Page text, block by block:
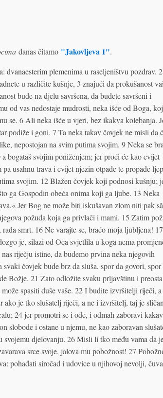
danas čitamo "Jakovljeva 1".
dvanaesterim plemenima u raseljeništvu pozdrav. 2
u različite kušnje, 3 znajući da prokušanost
bude na djelu savršena, da budete savršeni i
od vas nedostaje mudrosti, neka išće od Boga,
se. 6 Ali neka išće u vjeri, bez ikakva kolebanja.
podiže i goni. 7 Ta neka takav čovjek ne misli da
nepostojan na svim putima svojim. 9 Neka se
bogataš svojim poniženjem; jer proći će kao cvijet
usahnu trava i cvijet njezin otpade te propade
svojim. 12 Blažen čovjek koji podnosi kušnju;
ga Gospodin obeća onima koji ga ljube. 13 Neka
Jer Bog ne može biti iskušavan zlom niti pak
požuda koja ga privlači i mami. 15 Zatim
smrt. 16 Ne varajte se, braćo moja ljubljena! 17
je, silazi od Oca svjetlila u koga nema
riječju istine, da budemo prvina neka njegovih
čovjek bude brz da sluša, spor da govori, spor
Božje. 21 Zato odložite svaku prljavštinu i
spasiti duše vaše. 22 I budite izvršitelji riječi, a
ako je tko slušatelj riječi, a ne i izvršitelj, taj je sličan
24 jer promotri se i ode, i odmah zaboravi kakav
slobode i ostane u njemu, ne kao zaboravan
djelovanju. 26 Misli li tko među vama da
srce svoje, jalova mu pobožnost! 27
pohađati siročad i udovice u njihovoj nevolji,